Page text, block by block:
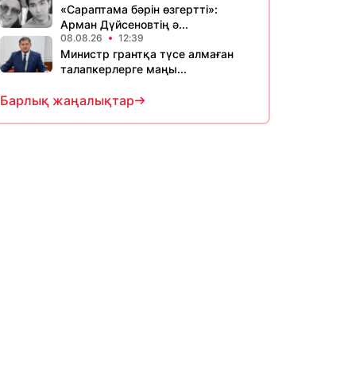
«Сараптама бәрін өзгертті»:
Арман Дүйсеновтің ә...
08.08.26 12:39
Министр грантқа түсе алмаған
талапкерлерге маңы...
Барлық жаңалықтар